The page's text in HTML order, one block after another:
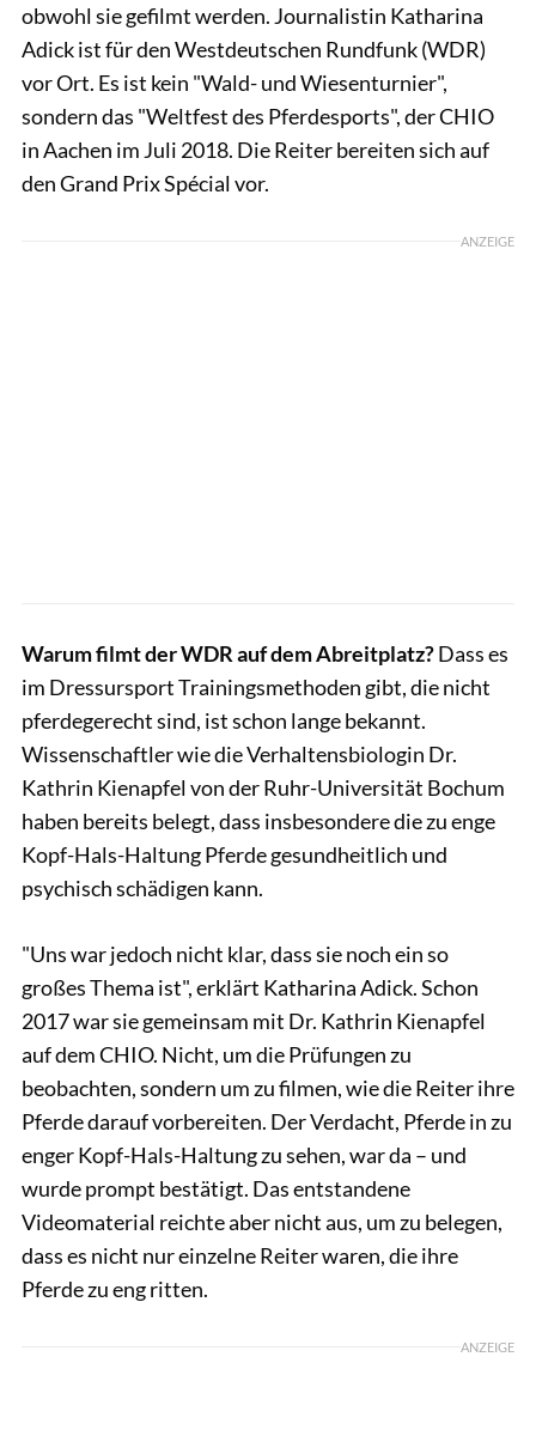
obwohl sie gefilmt werden. Journalistin Katharina
Adick ist für den Westdeutschen Rundfunk (WDR)
vor Ort. Es ist kein "Wald- und Wiesenturnier",
sondern das "Weltfest des Pferdesports", der CHIO
in Aachen im Juli 2018. Die Reiter bereiten sich auf
den Grand Prix Spécial vor.
ANZEIGE
Warum filmt der WDR auf dem Abreitplatz?Dass es
im Dressursport Trainingsmethoden gibt, die nicht
pferdegerecht sind, ist schon lange bekannt.
Wissenschaftler wie die Verhaltensbiologin Dr.
Kathrin Kienapfel von der Ruhr-Universität Bochum
haben bereits belegt, dass insbesondere die zu enge
Kopf-Hals-Haltung Pferde gesundheitlich und
psychisch schädigen kann.
"Uns war jedoch nicht klar, dass sie noch ein so
großes Thema ist", erklärt Katharina Adick. Schon
2017 war sie gemeinsam mit Dr. Kathrin Kienapfel
auf dem CHIO. Nicht, um die Prüfungen zu
beobachten, sondern um zu filmen, wie die Reiter ihre
Pferde darauf vorbereiten. Der Verdacht, Pferde in zu
enger Kopf-Hals-Haltung zu sehen, war da – und
wurde prompt bestätigt. Das entstandene
Videomaterial reichte aber nicht aus, um zu belegen,
dass es nicht nur einzelne Reiter waren, die ihre
Pferde zu eng ritten.
ANZEIGE